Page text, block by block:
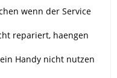
wenn der Service
repariert, haengen
Handy nicht nutzen